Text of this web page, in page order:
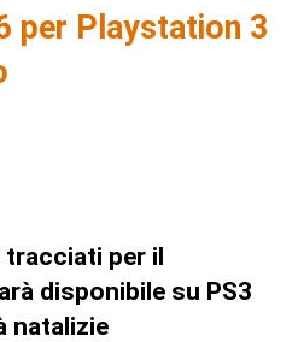
per Playstation 3
tracciati per il
disponibile su PS3
natalizie